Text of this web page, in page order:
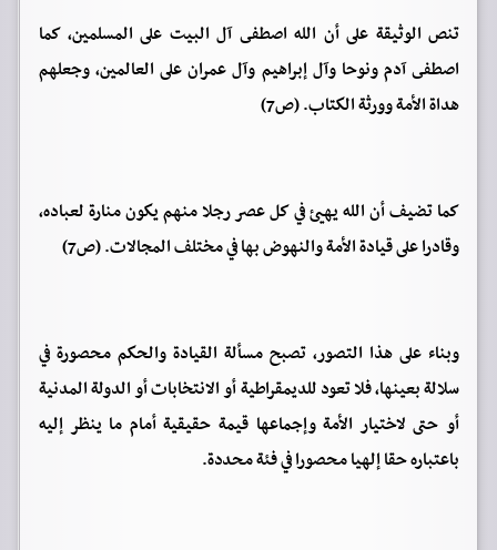
تنص الوثيقة على أن الله اصطفى آل البيت على المسلمين، كما
اصطفى آدم ونوحا وآل إبراهيم وآل عمران على العالمين، وجعلهم
هداة الأمة وورثة الكتاب. (ص7)
كما تضيف أن الله يهيئ في كل عصر رجلا منهم يكون منارة لعباده،
وقادرا على قيادة الأمة والنهوض بها في مختلف المجالات. (ص7)
وبناء على هذا التصور، تصبح مسألة القيادة والحكم محصورة في
سلالة بعينها، فلا تعود للديمقراطية أو الانتخابات أو الدولة المدنية
أو حتى لاختيار الأمة وإجماعها قيمة حقيقية أمام ما ينظر إليه
باعتباره حقا إلهيا محصورا في فئة محددة.